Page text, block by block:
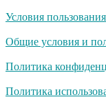
Условия
Общие условия и
Политика
Политика